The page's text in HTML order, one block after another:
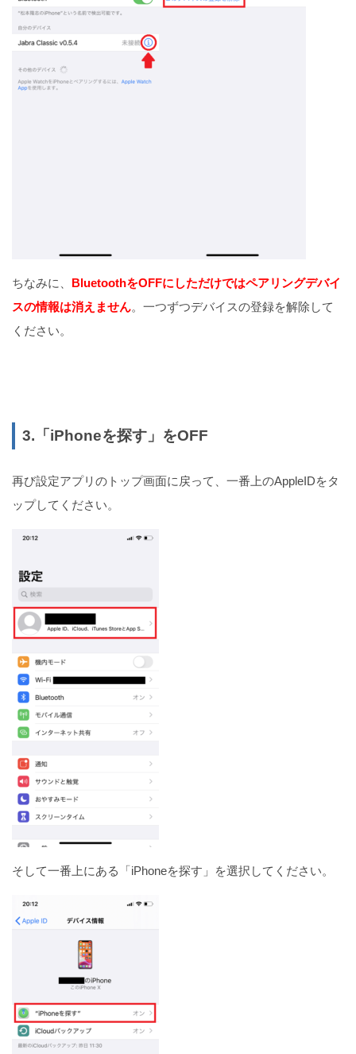
ちなみに、 BluetoothをOFFにしただけではペアリングデバイ
スの情報は消えません。一つずつデバイスの登録を解除して
ください。
3.「iPhoneを探す」をOFF
再び設定アプリのトップ画面に戻って、一番上のAppleIDをタ
ップしてください。
そして一番上にある「iPhoneを探す」を選択してください。